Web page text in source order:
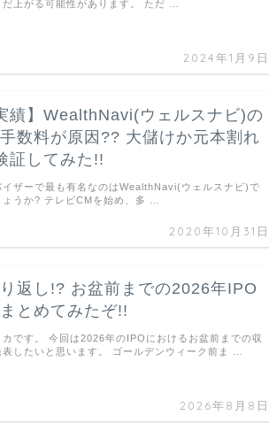
2024年1月9日
だ上がる可能性があります。 ただ …
績】WealthNavi(ウェルスナビ)の
数料が原因?? 大儲けか元本割れ
証してみた!!
2020年10月31日
イザーで最も有名なのはWealthNavi(ウェルスナビ)で
ょうか? テレビCMを始め、多 …
返し!? お盆前までの2026年IPO
とめてみたぞ!!
2026年8月8日
カです。 今回は2026年のIPOにおけるお盆前までの収
表したいと思います。 ゴールデンウィーク前ま …